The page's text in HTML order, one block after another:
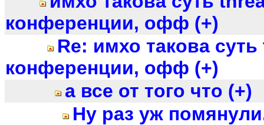
конференции, офф (+)
Re: имхо такова
конференции, офф (+)
а все от того что (+)
Ну раз уж